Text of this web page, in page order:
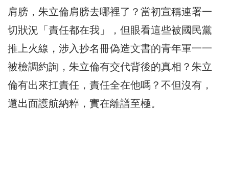
肩膀，朱立倫肩膀去哪裡了？當初宣稱連署一
切狀況「責任都在我」，但眼看這些被國民黨
推上火線，涉入抄名冊偽造文書的青年軍一一
被檢調約詢，朱立倫有交代背後的真相？朱立
倫有出來扛責任，責任全在他嗎？不但沒有，
還出面護航納粹，實在離譜至極。